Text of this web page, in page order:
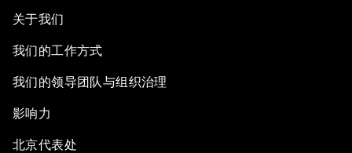
关于我们
我们的工作方式
我们的领导团队与组织治理
影响力
北京代表处